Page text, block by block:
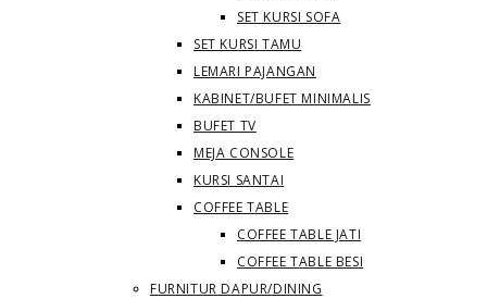
SET KURSI SOFA
SET KURSI TAMU
LEMARI PAJANGAN
KABINET/BUFET MINIMALIS
BUFET TV
MEJA CONSOLE
KURSI SANTAI
COFFEE TABLE
COFFEE TABLE JATI
COFFEE TABLE BESI
FURNITUR DAPUR/DINING